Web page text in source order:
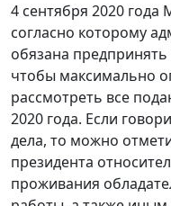
4 сентября 2020
согласно которому
обязана
чтобы максимально
рассмотреть все
2020 года. Если
дела, то можно
президента
проживания